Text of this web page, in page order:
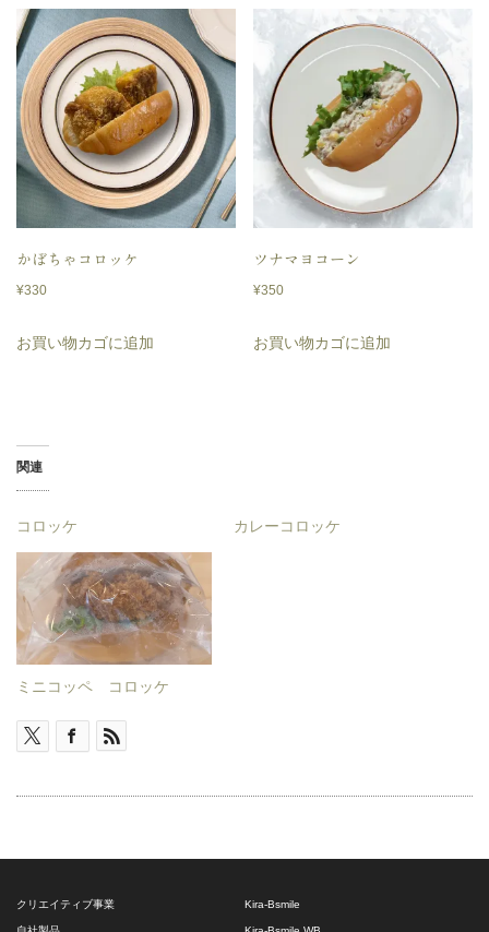
かぼちゃコロッケ
¥330
お買い物カゴに追加
ツナマヨコーン
¥350
お買い物カゴに追加
関連
コロッケ カレーコロッケ
ミニコッペ コロッケ
クリエイティブ事業 Kira-Bsmile